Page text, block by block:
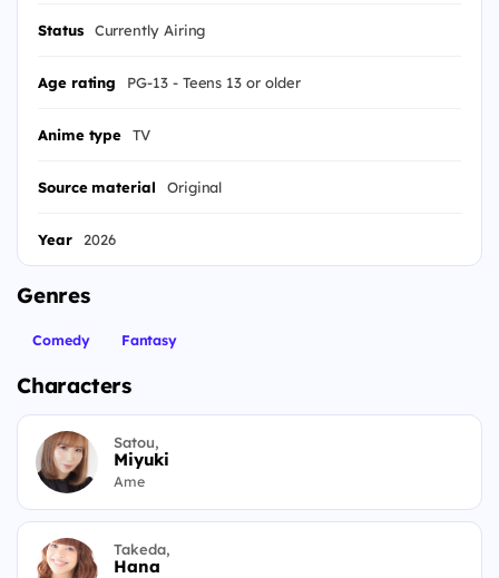
Status Currently Airing
Age rating PG-13 - Teens 13 or older
Anime type TV
Source material Original
Year 2026
Genres
Comedy Fantasy
Characters
Satou,
Miyuki
Ame
Takeda,
Hana